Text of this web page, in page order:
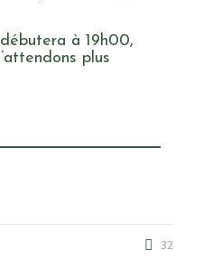
à 19h00,
plus
32